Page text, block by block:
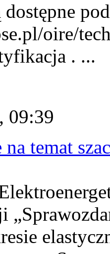
oire/
. ...
09:39
na temat